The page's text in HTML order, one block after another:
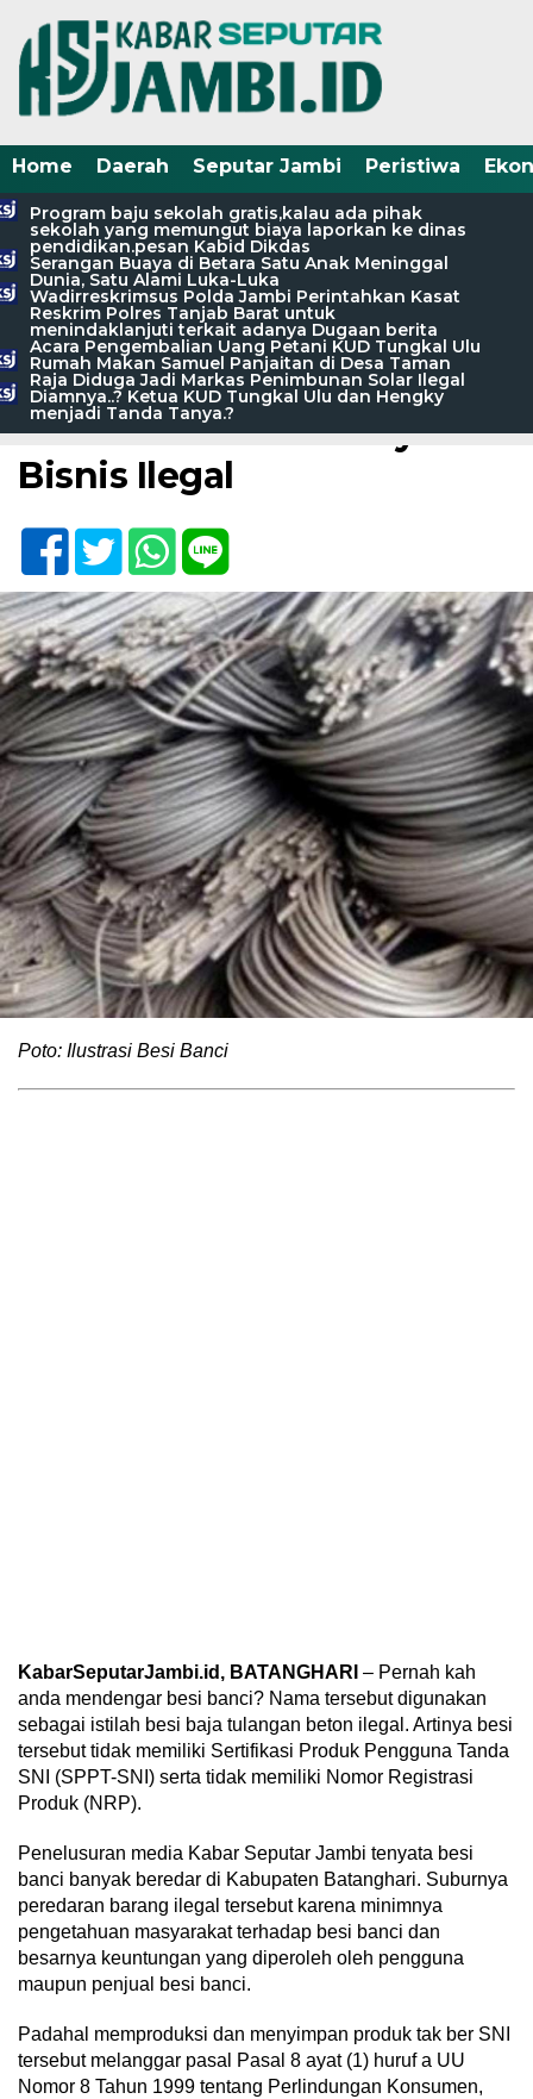
Home Daerah Seputar Jambi Peristiwa
Program baju sekolah gratis,kalau ada pihak
sekolah yang memungut biaya laporkan ke dinas
pendidikan.pesan Kabid Dikdas
Serangan Buaya di Betara Satu Anak Meninggal
Dunia, Satu Alami Luka-Luka
Wadirreskrimsus Polda Jambi Perintahkan Kasat
Reskrim Polres Tanjab Barat untuk
menindaklanjuti terkait adanya Dugaan berita
Acara Pengembalian Uang Petani KUD Tungkal Ulu
Rumah Makan Samuel Panjaitan di Desa Taman
Raja Diduga Jadi Markas Penimbunan Solar Ilegal
Diamnya..? Ketua KUD Tungkal Ulu dan Hengky
menjadi Tanda Tanya.?
Home /Seputar Jambi
Kamis, 8 Desember 2022 - 10:26 WIB
Ditemukan “Besi Banci”
Pada Proyek Dinas PDK
Dikarenakan Suburnya
Bisnis Ilegal
Poto: Ilustrasi Besi Banci
KabarSeputarJambi.id, BATANGHARI – Pernah kah
anda mendengar besi banci? Nama tersebut digunakan
sebagai istilah besi baja tulangan beton ilegal. Artinya besi
tersebut tidak memiliki Sertifikasi Produk Pengguna Tanda
SNI (SPPT-SNI) serta tidak memiliki Nomor Registrasi
Produk (NRP).
Penelusuran media Kabar Seputar Jambi tenyata besi
banci banyak beredar di Kabupaten Batanghari. Suburnya
peredaran barang ilegal tersebut karena minimnya
pengetahuan masyarakat terhadap besi banci dan
besarnya keuntungan yang diperoleh oleh pengguna
maupun penjual besi banci.
Padahal memproduksi dan menyimpan produk tak ber SNI
tersebut melanggar pasal Pasal 8 ayat (1) huruf a UU
Nomor 8 Tahun 1999 tentang Perlindungan Konsumen,